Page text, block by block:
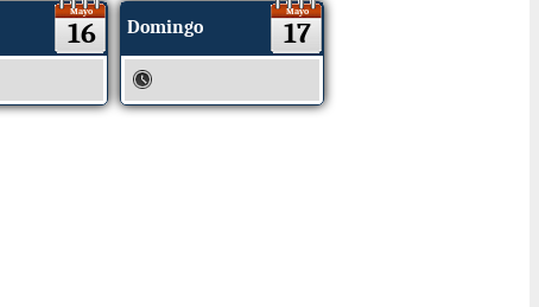
Mayo
16 Domingo
Mayo
17